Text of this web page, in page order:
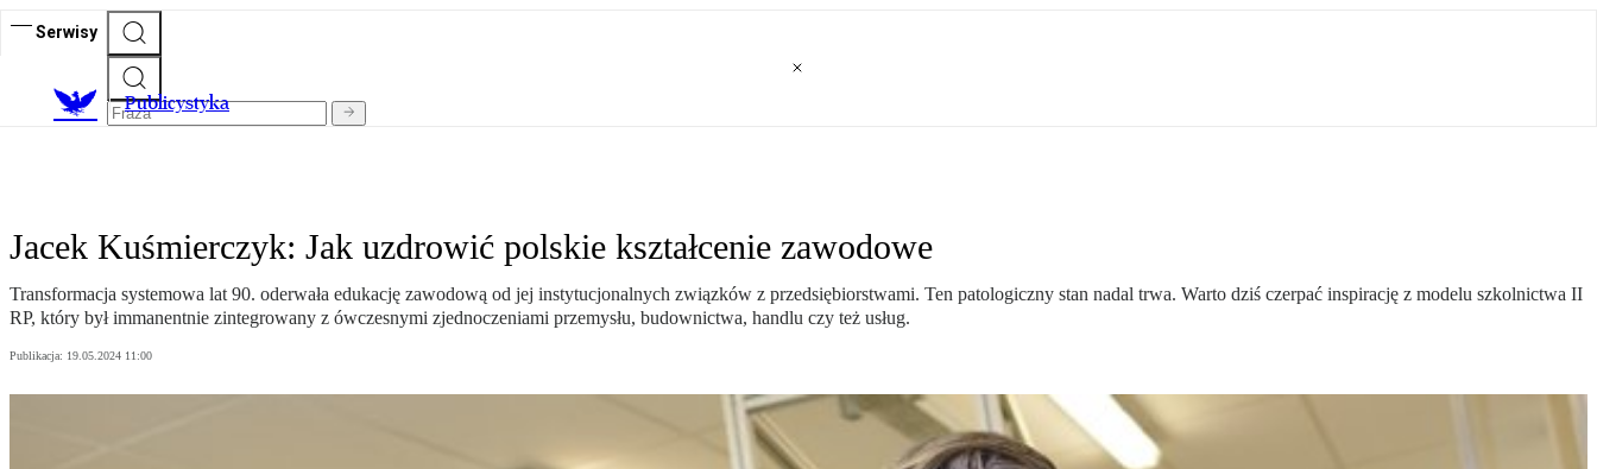
Serwisy
Publicystyka
Jacek Kuśmierczyk: Jak uzdrowić polskie kształcenie zawodowe
Transformacja systemowa lat 90. oderwała edukację zawodową od jej instytucjonalnych związków z przedsiębiorstwami. Ten patologiczny stan nadal trwa. Warto dziś czerpać inspirację z modelu szkolnictwa II
RP, który był immanentnie zintegrowany z ówczesnymi zjednoczeniami przemysłu, budownictwa, handlu czy też usług.
Publikacja: 19.05.2024 11:00